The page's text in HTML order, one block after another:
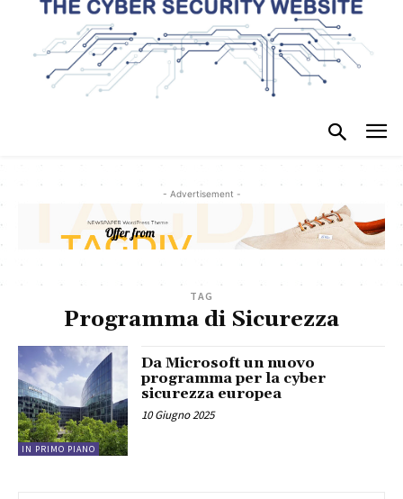
- Advertisement -
TAG
Programma di Sicurezza
IN PRIMO PIANO
Da Microsoft un nuovo
programma per la cyber
sicurezza europea
10 Giugno 2025